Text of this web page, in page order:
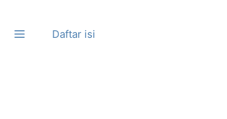
Daftar isi